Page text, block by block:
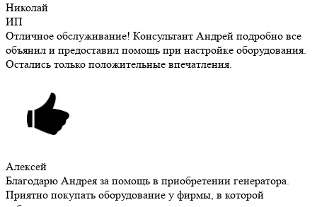
Николай
ИП
Отличное обслуживание! Консультант Андрей подробно все
объянил и предоставил помощь при настройке оборудования.
Остались только положительные впечатления.
Алексей
Благодарю Андрея за помощь в приобретении генератора.
Приятно покупать оборудование у фирмы, в которой